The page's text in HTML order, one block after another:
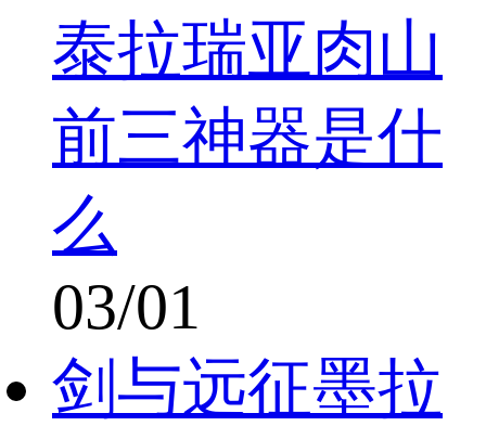
泰拉瑞亚肉山
前三神器是什
么
03/01
剑与远征墨拉